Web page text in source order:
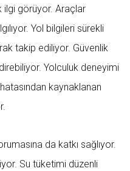
görüyor. Araçlar
Yol bilgileri sürekli
takip ediliyor. Güvenlik
Yolculuk deneyimi
kaynaklanan
da katkı sağlıyor.
Su tüketimi düzenli